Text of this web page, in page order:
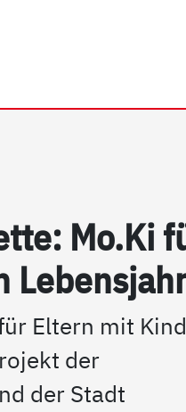
Mo.Ki
Eltern mit
der
der Stadt